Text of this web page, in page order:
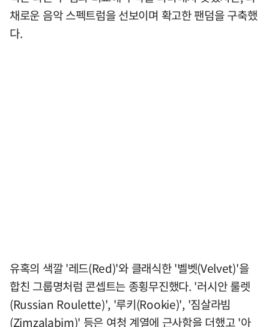
채로운 음악 스펙트럼을 선보이며 확고한 팬덤을 구축했
다.
유혹의 색깔 '레드(Red)'와 클래식한 '벨벳(Velvet)'을
합친 그룹명처럼 콘셉트는 종횡무진했다. '러시안 룰렛
(Russian Roulette)', '루키(Rookie)', '짐살라빔
(Zimzalabim)' 등은 여청 계열에 근사함을 더했고 '아